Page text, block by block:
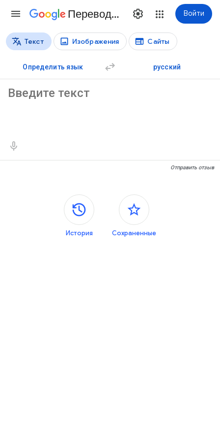
Переводчик Войти
Виды перевода
Текст Изображения Сайты
Определить язык русский
Отправить отзыв
Боковые панели
История Сохраненные